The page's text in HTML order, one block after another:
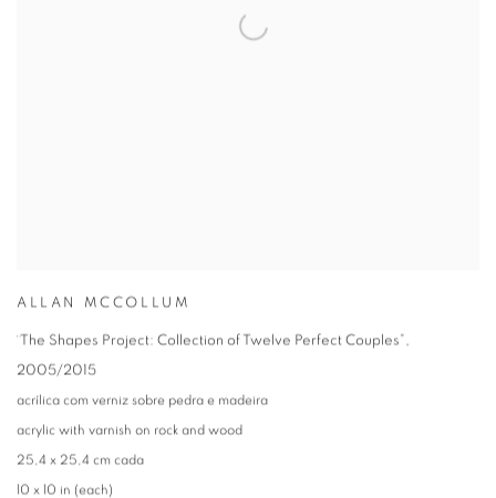
ALLAN MCCOLLUM
¨The Shapes Project: Collection of Twelve Perfect Couples”,
2005/2015
acrílica com verniz sobre pedra e madeira
acrylic with varnish on rock and wood
25,4 x 25,4 cm cada
10 x 10 in (each)